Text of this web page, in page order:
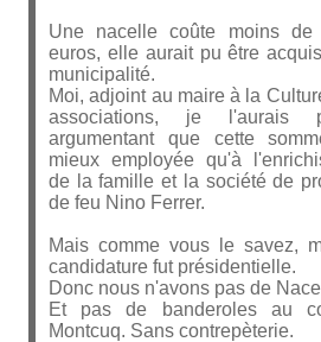
Une nacelle coûte moins
euros, elle aurait pu être
municipalité.
Moi, adjoint au maire à la
associations, je l'aurais
argumentant que cette
mieux employée qu'à
de la famille et la société de
de feu Nino Ferrer.
Mais comme vous le savez,
candidature fut présidentielle.
Donc nous n'avons pas de
Et pas de banderoles au
Montcuq. Sans contrepèterie.